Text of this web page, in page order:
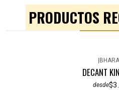
PRODUCTOS
DECANT
desde